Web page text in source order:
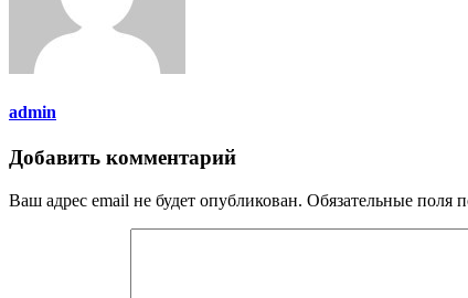
admin
Добавить комментарий
Ваш адрес email не будет опубликован. Обязательные поля